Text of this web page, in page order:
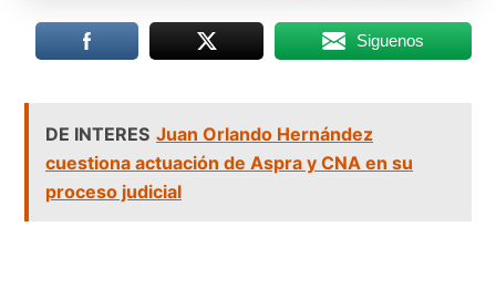
Siguenos
DE INTERES Juan Orlando Hernández
cuestiona actuación de Aspra y CNA en su
proceso judicial